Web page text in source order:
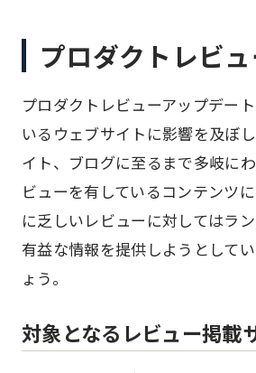
プロダクトレビ
プロダクトレビューアップデー
いるウェブサイトに影響を及ぼ
イト、ブログに至るまで多岐に
ビューを有しているコンテンツ
に乏しいレビューに対してはラ
有益な情報を提供しようとして
ょう。
対象となるレビュー掲載